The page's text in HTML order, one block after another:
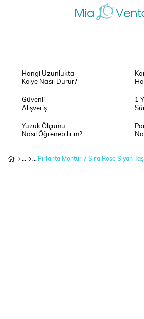
Hangi Uzunlukta
Kolye Nasıl Durur?
Güvenli
Alışveriş
1
Yüzük Ölçümü
Nasıl Öğrenebilirim?
Pırlanta Montür 7 Sıra Rose Siyah